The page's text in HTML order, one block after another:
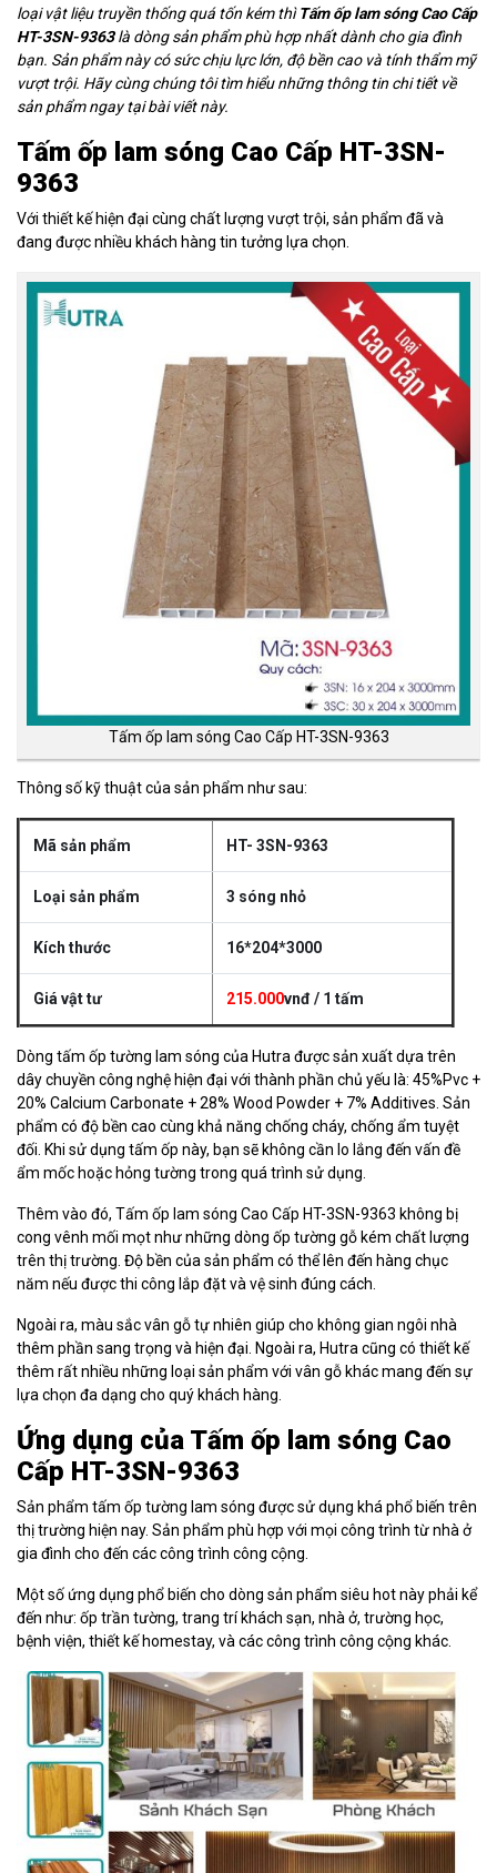
loại vật liệu truyền thống quá tốn kém thìTấm ốp lam sóng Cao Cấp
HT-3SN-9363là dòng sản phẩm phù hợp nhất dành cho gia đình
bạn. Sản phẩm này có sức chịu lực lớn, độ bền cao và tính thẩm mỹ
vượt trội. Hãy cùng chúng tôi tìm hiểu những thông tin chi tiết về
sản phẩm ngay tại bài viết này.
Tấm ốp lam sóng Cao Cấp HT-3SN-
9363
Với thiết kế hiện đại cùng chất lượng vượt trội, sản phẩm đã và
đang được nhiều khách hàng tin tưởng lựa chọn.
Tấm ốp lam sóng Cao Cấp HT-3SN-9363
Thông số kỹ thuật của sản phẩm như sau:
Mã sản phẩm HT- 3SN-9363
Loại sản phẩm 3 sóng nhỏ
Kích thước 16*204*3000
Giá vật tư 215.000vnđ / 1 tấm
Dòng tấm ốp tường lam sóng của Hutra được sản xuất dựa trên
dây chuyền công nghệ hiện đại với thành phần chủ yếu là: 45%Pvc +
20% Calcium Carbonate + 28% Wood Powder + 7% Additives. Sản
phẩm có độ bền cao cùng khả năng chống cháy, chống ẩm tuyệt
đối. Khi sử dụng tấm ốp này, bạn sẽ không cần lo lắng đến vấn đề
ẩm mốc hoặc hỏng tường trong quá trình sử dụng.
Thêm vào đó, Tấm ốp lam sóng Cao Cấp HT-3SN-9363 không bị
cong vênh mối mọt như những dòng ốp tường gỗ kém chất lượng
trên thị trường. Độ bền của sản phẩm có thể lên đến hàng chục
năm nếu được thi công lắp đặt và vệ sinh đúng cách.
Ngoài ra, màu sắc vân gỗ tự nhiên giúp cho không gian ngôi nhà
thêm phần sang trọng và hiện đại. Ngoài ra, Hutra cũng có thiết kế
thêm rất nhiều những loại sản phẩm với vân gỗ khác mang đến sự
lựa chọn đa dạng cho quý khách hàng.
Ứng dụng của Tấm ốp lam sóng Cao
Cấp HT-3SN-9363
Sản phẩm tấm ốp tường lam sóng được sử dụng khá phổ biến trên
thị trường hiện nay. Sản phẩm phù hợp với mọi công trình từ nhà ở
gia đình cho đến các công trình công cộng.
Một số ứng dụng phổ biến cho dòng sản phẩm siêu hot này phải kể
đến như: ốp trần tường, trang trí khách sạn, nhà ở, trường học,
bệnh viện, thiết kế homestay, và các công trình công cộng khác.